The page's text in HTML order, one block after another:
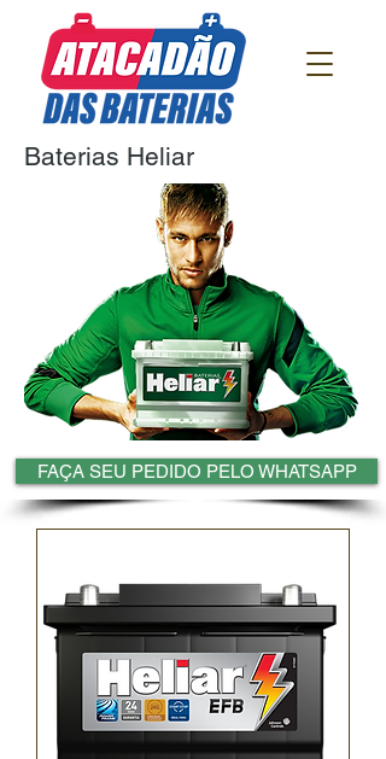
Baterias Heliar
FAÇA SEU PEDIDO PELO WHATSAPP